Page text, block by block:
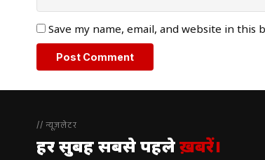
Save my name, email, and website in
// न्यूज़लेटर
हर सुबह सबसे पहलेख़बरें।